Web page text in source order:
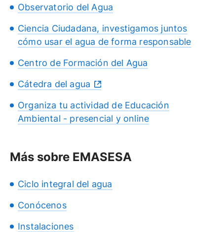
Observatorio del Agua
Ciencia Ciudadana, investigamos juntos
cómo usar el agua de forma responsable
Centro de Formación del Agua
Cátedra del agua
Organiza tu actividad de Educación
Ambiental - presencial y online
Más sobre EMASESA
Ciclo integral del agua
Conócenos
Instalaciones